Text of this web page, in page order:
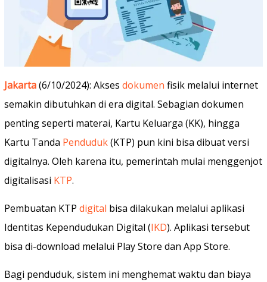
Jakarta(6/10/2024): Akses dokumen fisik melalui internet
semakin dibutuhkan di era digital. Sebagian dokumen
penting seperti materai, Kartu Keluarga (KK), hingga
Kartu Tanda Penduduk(KTP) pun kini bisa dibuat versi
digitalnya. Oleh karena itu, pemerintah mulai menggenjot
digitalisasi KTP.
Pembuatan KTP digital bisa dilakukan melalui aplikasi
Identitas Kependudukan Digital (IKD). Aplikasi tersebut
bisa di-download melalui Play Store dan App Store.
Bagi penduduk, sistem ini menghemat waktu dan biaya